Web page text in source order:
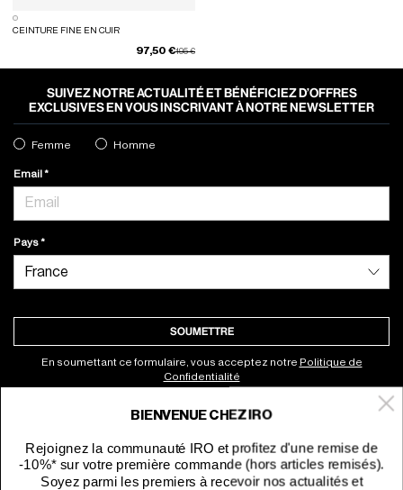
CEINTURE FINE EN CUIR
Prix réduit de
195 €à
97,50 €
SUIVEZ NOTRE ACTUALITÉ ET BÉNÉFICIEZ D’OFFRES
EXCLUSIVES EN VOUS INSCRIVANT À NOTRE NEWSLETTER
Femme Homme
Email
Pays
SOUMETTRE
En soumettant ce formulaire, vous acceptez notre Politique de
Confidentialité
Service clients
BIENVENUE CHEZ IRO
Rejoignez la communauté IRO et profitez d'une remise de
-10%* sur votre première commande (hors articles remisés).
Soyez parmi les premiers à recevoir nos actualités et